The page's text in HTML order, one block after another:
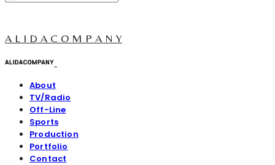
A L I D A C O M P A N Y
About
TV/Radio
Off-Line
Sports
Production
Portfolio
Contact